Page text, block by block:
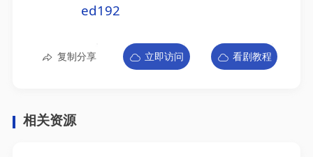
ed192
复制分享 立即访问 看剧教程
相关资源